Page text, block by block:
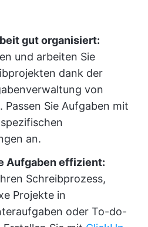
gut organisiert:
und arbeiten Sie
dank der
von
. Passen Sie Aufgaben mit
an.
Aufgaben effizient:
Schreibprozess,
Projekte in
oder To-do-